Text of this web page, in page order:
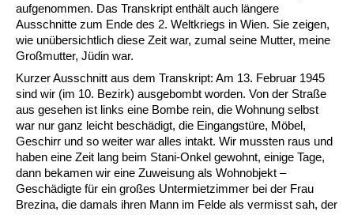
aufgenommen. Das Transkript enthält auch längere
Ausschnitte zum Ende des 2. Weltkriegs in Wien. Sie zeigen,
wie unübersichtlich diese Zeit war, zumal seine Mutter, meine
Großmutter, Jüdin war.
Kurzer Ausschnitt aus dem Transkript: Am 13. Februar 1945
sind wir (im 10. Bezirk) ausgebombt worden. Von der Straße
aus gesehen ist links eine Bombe rein, die Wohnung selbst
war nur ganz leicht beschädigt, die Eingangstüre, Möbel,
Geschirr und so weiter war alles intakt. Wir mussten raus und
haben eine Zeit lang beim Stani-Onkel gewohnt, einige Tage,
dann bekamen wir eine Zuweisung als Wohnobjekt –
Geschädigte für ein großes Untermietzimmer bei der Frau
Brezina, die damals ihren Mann im Felde als vermisst sah, der